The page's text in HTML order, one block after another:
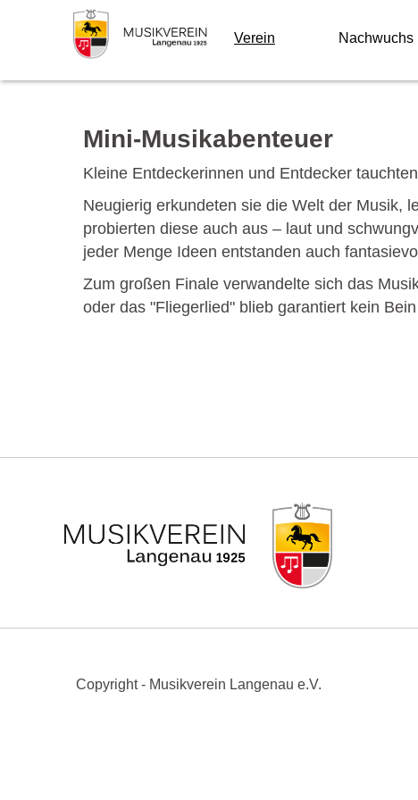
Verein Nachwuchs
Mini-Musikabenteuer
Kleine Entdeckerinnen und Entdecker
Neugierig erkundeten sie die Welt der Musik,
probierten diese auch aus – laut und
jeder Menge Ideen entstanden auch
Zum großen Finale verwandelte sich das
oder das "Fliegerlied" blieb garantiert kein
Copyright - Musikverein Langenau e.V.